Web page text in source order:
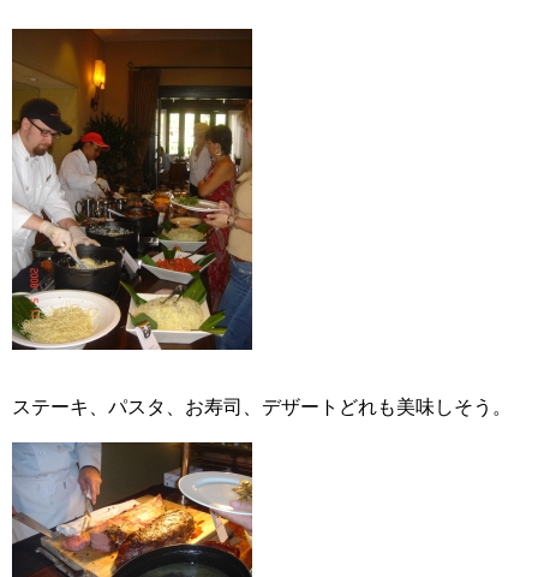
ステーキ、パスタ、お寿司、デザートどれも美味しそう。